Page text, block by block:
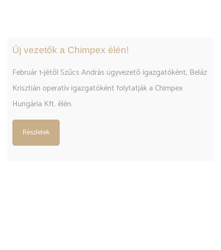
Új vezetők a Chimpex élén!
Február 1-jétől Szűcs András ügyvezető igazgatóként, Beláz
Krisztián operatív igazgatóként folytatják a Chimpex
Hungária Kft. élén.
Részletek